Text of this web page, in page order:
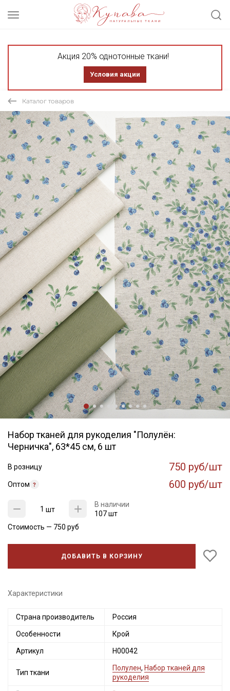
Акция 20% однотонные ткани!
Условия акции
Каталог товаров
Набор тканей для рукоделия "Полулён:
Черничка", 63*45 см, 6 шт
В розницу 750 руб/шт
Оптом 600 руб/шт
шт
В наличии
107 шт
Стоимость — 750 руб
ДОБАВИТЬ В КОРЗИНУ
Характеристики
Страна производитель Россия
Особенности Крой
Артикул Н00042
Тип ткани
Полулен, Набор тканей для
рукоделия
Секретная рассылка от Купава
промокоды и скидки до 30% на узкие
категории тканей